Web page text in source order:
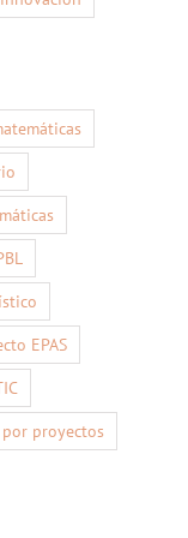
EPAS
proyectos